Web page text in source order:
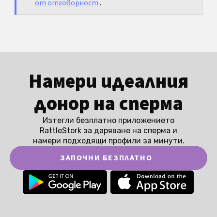
от отговорност.
Намери идеалния
донор на сперма
Изтегли безплатно приложението
RattleStork за даряване на сперма и
намери подходящи профили за минути.
ЗАПОЧНИ БЕЗПЛАТНО